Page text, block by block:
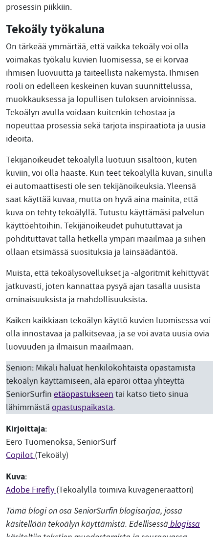
prosessin piikkiin.
Tekoäly työkaluna
On tärkeää ymmärtää, että vaikka tekoäly voi olla
voimakas työkalu kuvien luomisessa, se ei korvaa
ihmisen luovuutta ja taiteellista näkemystä. Ihmisen
rooli on edelleen keskeinen kuvan suunnittelussa,
muokkauksessa ja lopullisen tuloksen arvioinnissa.
Tekoälyn avulla voidaan kuitenkin tehostaa ja
nopeuttaa prosessia sekä tarjota inspiraatiota ja uusia
ideoita.
Tekijänoikeudet tekoälyllä luotuun sisältöön, kuten
kuviin, voi olla haaste. Kun teet tekoälyllä kuvan, sinulla
ei automaattisesti ole sen tekijänoikeuksia. Yleensä
saat käyttää kuvaa, mutta on hyvä aina mainita, että
kuva on tehty tekoälyllä. Tutustu käyttämäsi palvelun
käyttöehtoihin. Tekijänoikeudet puhututtavat ja
pohdituttavat tällä hetkellä ympäri maailmaa ja siihen
ollaan etsimässä suosituksia ja lainsäädäntöä.
Muista, että tekoälysovellukset ja -algoritmit kehittyvät
jatkuvasti, joten kannattaa pysyä ajan tasalla uusista
ominaisuuksista ja mahdollisuuksista.
Kaiken kaikkiaan tekoälyn käyttö kuvien luomisessa voi
olla innostavaa ja palkitsevaa, ja se voi avata uusia ovia
luovuuden ja ilmaisun maailmaan.
Seniori: Mikäli haluat henkilökohtaista opastamista
tekoälyn käyttämiseen, älä epäröi ottaa yhteyttä
SeniorSurfin etäopastukseen tai katso tieto sinua
lähimmästä opastuspaikasta.
Kirjoittaja:
Eero Tuomenoksa, SeniorSurf
Copilot (Tekoäly)
Kuva:
Adobe Firefly (Tekoälyllä toimiva kuvageneraattori)
Tämä blogi on osa SeniorSurfin blogisarjaa, jossa
käsitellään tekoälyn käyttämistä. Edellisessä blogissa